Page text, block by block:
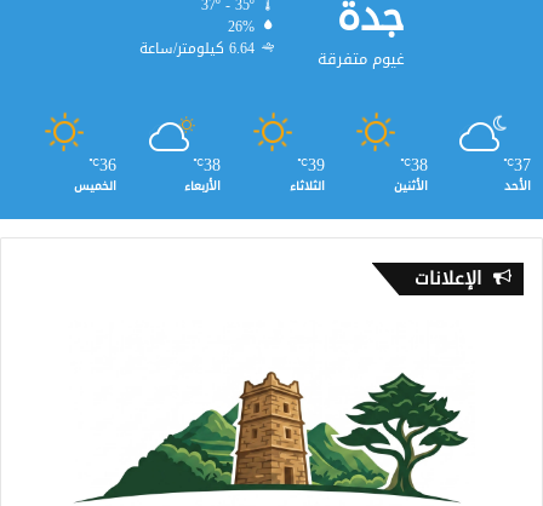
جدة
غيوم متفرقة
26%
6.64 كيلومتر/ساعة
37
℃
الأحد
38
℃
الأثنين
39
℃
الثلاثاء
38
℃
الأربعاء
36
℃
الخميس
الإعلانات